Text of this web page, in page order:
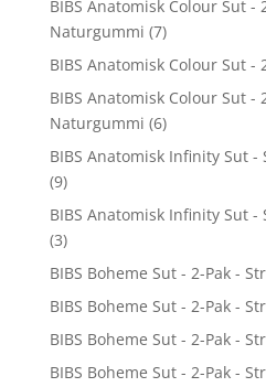
BIBS Anatomisk Colour Sut -
Naturgummi (7)
BIBS Anatomisk Colour Sut -
BIBS Anatomisk Colour Sut -
Naturgummi (6)
BIBS Anatomisk Infinity Sut -
(9)
BIBS Anatomisk Infinity Sut -
(3)
BIBS Boheme Sut - 2-Pak -
BIBS Boheme Sut - 2-Pak -
BIBS Boheme Sut - 2-Pak -
BIBS Boheme Sut - 2-Pak -